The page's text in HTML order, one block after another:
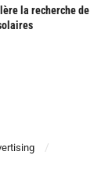
la recherche de